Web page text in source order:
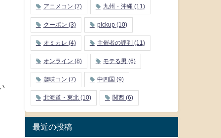
アニメコン (7) 九州・沖縄 (11)
クーポン (3) pickup(10)
オミカレ (4) 主催者の評判 (11)
オンライン (8) モテる男 (6)
趣味コン (7) 中四国 (9)
北海道・東北(10) 関西 (6)
最近の投稿